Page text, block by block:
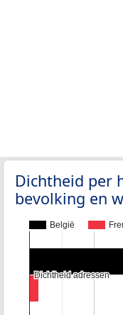
Dichtheid per
bevolking en
België
Dichtheid adressen
Dichtheid adressen